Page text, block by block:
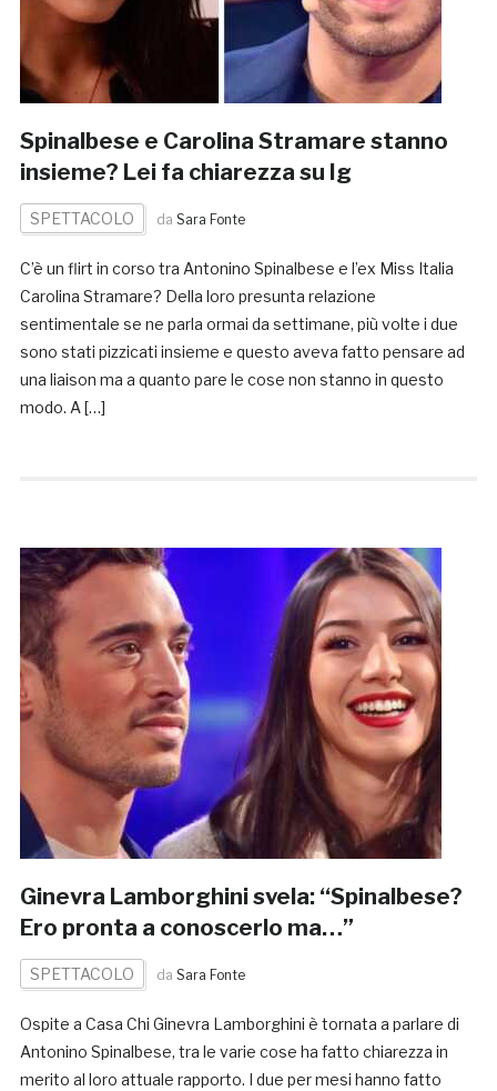
Spinalbese e Carolina Stramare stanno
insieme? Lei fa chiarezza su Ig
SPETTACOLO da Sara Fonte
C’è un flirt in corso tra Antonino Spinalbese e l’ex Miss Italia
Carolina Stramare? Della loro presunta relazione
sentimentale se ne parla ormai da settimane, più volte i due
sono stati pizzicati insieme e questo aveva fatto pensare ad
una liaison ma a quanto pare le cose non stanno in questo
modo. A […]
Ginevra Lamborghini svela: “Spinalbese?
Ero pronta a conoscerlo ma…”
SPETTACOLO da Sara Fonte
Ospite a Casa Chi Ginevra Lamborghini è tornata a parlare di
Antonino Spinalbese, tra le varie cose ha fatto chiarezza in
merito al loro attuale rapporto. I due per mesi hanno fatto